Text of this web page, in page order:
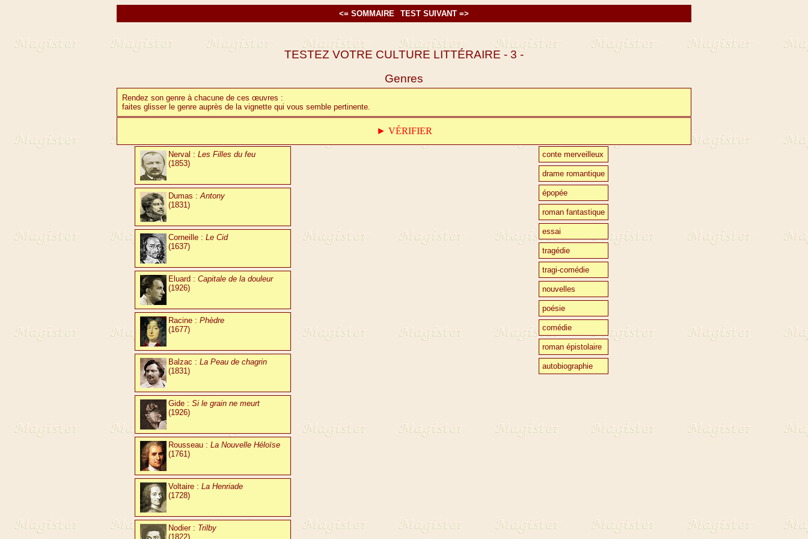
<= SOMMAIRE TEST SUIVANT =>
TESTEZ VOTRE CULTURE LITTÉRAIRE - 3 -
Genres
Rendez son genre à chacune de ces œuvres :
faites glisser le genre auprès de la vignette qui vous semble pertinente.
► VÉRIFIER
Nerval : Les Filles du feu
(1853)
Dumas :Antony
(1831)
Corneille : Le Cid
(1637)
Eluard : Capitale de la douleur
(1926)
Racine : Phèdre
(1677)
Balzac : La Peau de chagrin
(1831)
Gide : Si le grain ne meurt
(1926)
Rousseau : La Nouvelle Héloïse
(1761)
Voltaire : La Henriade
(1728)
Nodier : Trilby
(1822)
conte merveilleux
drame romantique
épopée
roman fantastique
essai
tragédie
tragi-comédie
nouvelles
poésie
comédie
roman épistolaire
autobiographie